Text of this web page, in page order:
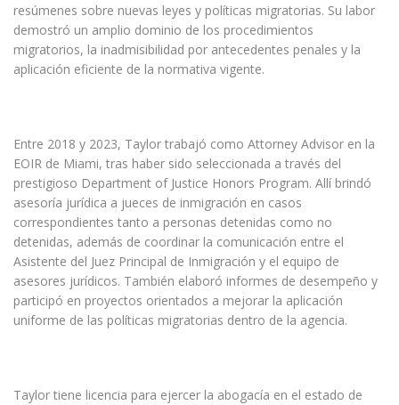
resúmenes sobre nuevas leyes y políticas migratorias. Su labor
demostró un amplio dominio de los procedimientos
migratorios, la inadmisibilidad por antecedentes penales y la
aplicación eficiente de la normativa vigente.
Entre 2018 y 2023, Taylor trabajó como Attorney Advisor en la
EOIR de Miami, tras haber sido seleccionada a través del
prestigioso Department of Justice Honors Program. Allí brindó
asesoría jurídica a jueces de inmigración en casos
correspondientes tanto a personas detenidas como no
detenidas, además de coordinar la comunicación entre el
Asistente del Juez Principal de Inmigración y el equipo de
asesores jurídicos. También elaboró informes de desempeño y
participó en proyectos orientados a mejorar la aplicación
uniforme de las políticas migratorias dentro de la agencia.
Taylor tiene licencia para ejercer la abogacía en el estado de